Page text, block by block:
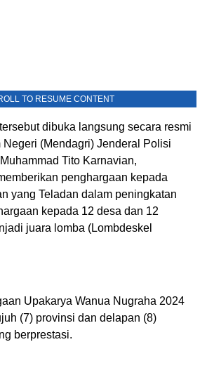
TO RESUME CONTENT
dibuka langsung secara resmi
(Mendagri) Jenderal Polisi
Tito Karnavian,
penghargaan kepada
yang Teladan dalam peningkatan
kepada 12 desa dan 12
juara lomba (Lombdeskel
Upakarya Wanua Nugraha 2024
(7) provinsi dan delapan (8)
berprestasi.